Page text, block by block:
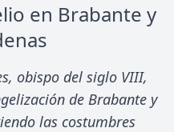
en Brabante y
obispo del siglo VIII,
de Brabante y
las costumbres